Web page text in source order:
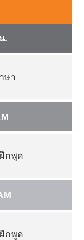
.
ษา
กพูด
กพูด